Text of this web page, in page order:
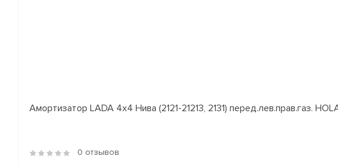
Амортизатор LADA 4x4 Нива (2121-21213, 2131) перед.лев.прав.газ.
0 отзывов